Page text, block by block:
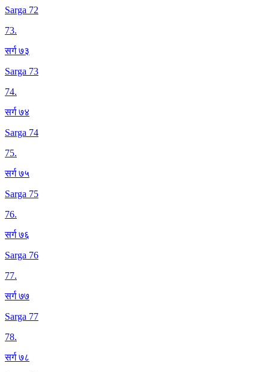
Sarga 72
73.
सर्ग ७३
Sarga 73
74.
सर्ग ७४
Sarga 74
75.
सर्ग ७५
Sarga 75
76.
सर्ग ७६
Sarga 76
77.
सर्ग ७७
Sarga 77
78.
सर्ग ७८